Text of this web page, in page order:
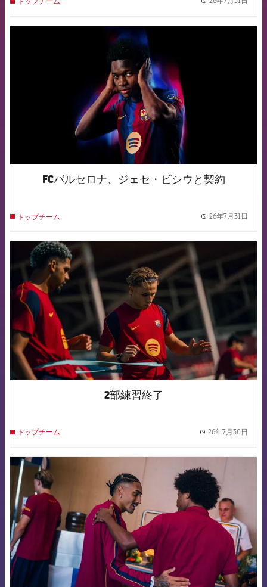
FCB Barcelona badge
FCバルセロナ、ジェセ・ビシウと契約
トップチーム 26年7月31日
FCB Barcelona badge
2部練習終了
トップチーム 26年7月30日